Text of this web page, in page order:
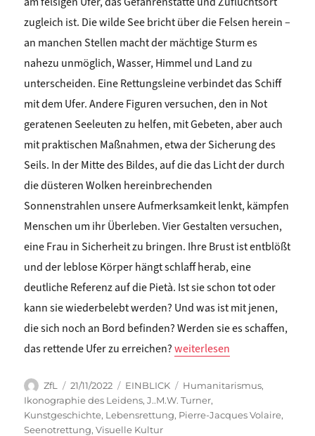
zugleich ist. Die wilde See bricht über die Felsen herein –
an manchen Stellen macht der mächtige Sturm es
nahezu unmöglich, Wasser, Himmel und Land zu
unterscheiden. Eine Rettungsleine verbindet das Schiff
mit dem Ufer. Andere Figuren versuchen, den in Not
geratenen Seeleuten zu helfen, mit Gebeten, aber auch
mit praktischen Maßnahmen, etwa der Sicherung des
Seils. In der Mitte des Bildes, auf die das Licht der durch
die düsteren Wolken hereinbrechenden
Sonnenstrahlen unsere Aufmerksamkeit lenkt, kämpfen
Menschen um ihr Überleben. Vier Gestalten versuchen,
eine Frau in Sicherheit zu bringen. Ihre Brust ist entblößt
und der leblose Körper hängt schlaff herab, eine
deutliche Referenz auf die Pietà. Ist sie schon tot oder
kann sie wiederbelebt werden? Und was ist mit jenen,
die sich noch an Bord befinden? Werden sie es schaffen,
das rettende Ufer zu erreichen?„Jonathan Stafford: DIE
weiterlesen
Autor
ZfL
Veröffentlicht
am
21/11/2022 Kategorien
EINBLICK Schlagwörter
Humanitarismus,
Ikonographie des Leidens,J..M.W. Turner,
Kunstgeschichte, Lebensrettung, Pierre-Jacques Volaire,
Seenotrettung,Visuelle Kultur